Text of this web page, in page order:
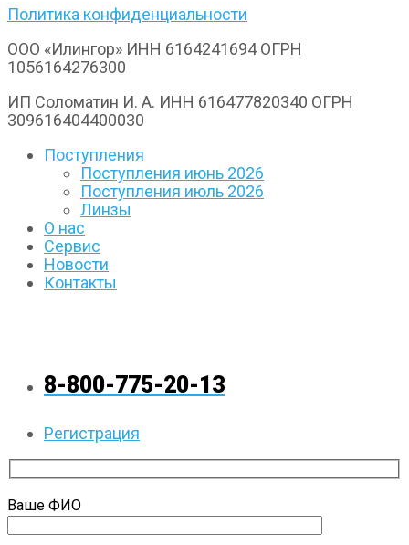
Политика конфиденциальности
ООО «Илингор» ИНН 6164241694 ОГРН
1056164276300
ИП Соломатин И. А. ИНН 616477820340 ОГРН
309616404400030
Поступления
Поступления июнь 2026
Поступления июль 2026
Линзы
О нас
Сервис
Новости
Контакты
8-800-775-20-13
Регистрация
Ваше ФИО